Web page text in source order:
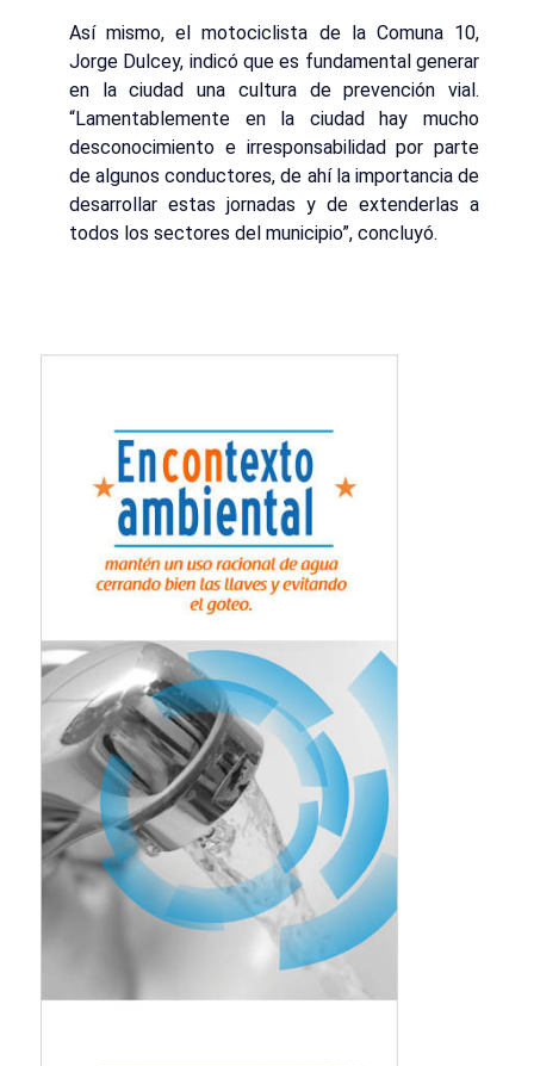
Así mismo, el motociclista de la Comuna 10,
Jorge Dulcey, indicó que es fundamental generar
en la ciudad una cultura de prevención vial.
“Lamentablemente en la ciudad hay mucho
desconocimiento e irresponsabilidad por parte
de algunos conductores, de ahí la importancia de
desarrollar estas jornadas y de extenderlas a
todos los sectores del municipio”, concluyó.